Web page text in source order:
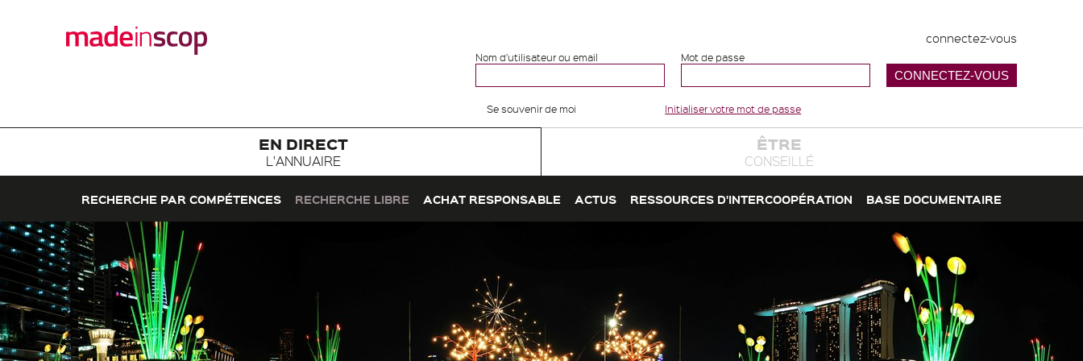
connectez-vous
Nom d'utilisateur ou email Mot de passe
Se souvenir de moi Initialiser votre mot de passe
EN DIRECT
L'ANNUAIRE
ÊTRE
CONSEILLÉ
RECHERCHE PAR COMPÉTENCES RECHERCHE LIBRE ACHAT RESPONSABLE ACTUS RESSOURCES D'INTERCOOPÉRATION BASE DOCUMENTAIRE